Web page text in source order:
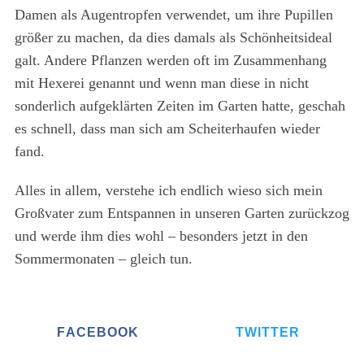
Damen als Augentropfen verwendet, um ihre Pupillen
größer zu machen, da dies damals als Schönheitsideal
galt. Andere Pflanzen werden oft im Zusammenhang
mit Hexerei genannt und wenn man diese in nicht
sonderlich aufgeklärten Zeiten im Garten hatte, geschah
es schnell, dass man sich am Scheiterhaufen wieder
fand.
Alles in allem, verstehe ich endlich wieso sich mein
Großvater zum Entspannen in unseren Garten zurückzog
und werde ihm dies wohl – besonders jetzt in den
Sommermonaten – gleich tun.
FACEBOOK TWITTER